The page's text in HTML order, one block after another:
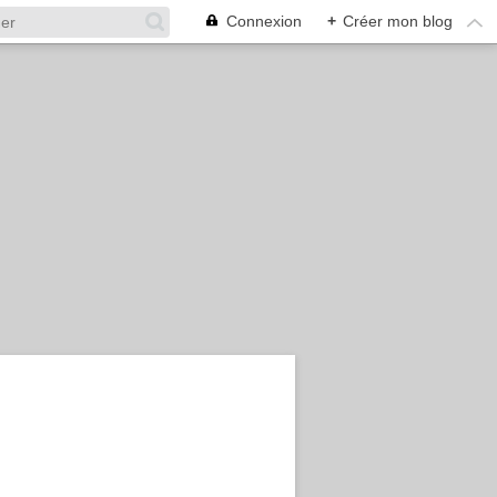
Connexion + Créer mon blog